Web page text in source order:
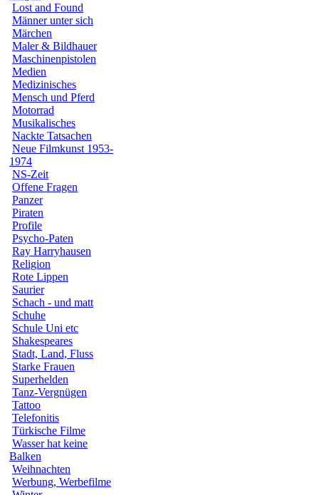
Lost and Found
Männer unter sich
Märchen
Maler & Bildhauer
Maschinenpistolen
Medien
Medizinisches
Mensch und Pferd
Motorrad
Musikalisches
Nackte Tatsachen
Neue Filmkunst 1953-
1974
NS-Zeit
Offene Fragen
Panzer
Piraten
Profile
Psycho-Paten
Ray Harryhausen
Religion
Rote Lippen
Saurier
Schach - und matt
Schuhe
Schule Uni etc
Shakespeares
Stadt, Land, Fluss
Starke Frauen
Superhelden
Tanz-Vergnügen
Tattoo
Telefonitis
Türkische Filme
Wasser hat keine
Balken
Weihnachten
Werbung, Werbefilme